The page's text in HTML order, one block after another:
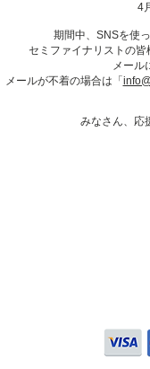
4月
期間中、SNSを使
セミファイナリストの
メール
メールが不着の場合は「
みなさん、応